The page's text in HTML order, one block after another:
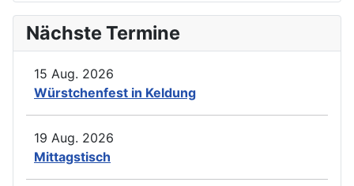
Nächste Termine
15 Aug. 2026
Würstchenfest in Keldung
19 Aug. 2026
Mittagstisch